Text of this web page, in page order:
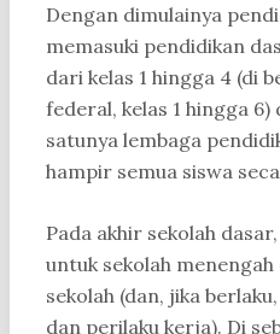
Dengan dimulainya
memasuki pendidikan
dari kelas 1 hingga 4 (di
federal, kelas 1 hingga
satunya lembaga
hampir semua siswa
Pada akhir sekolah
untuk sekolah
sekolah (dan, jika
dan perilaku kerja). Di